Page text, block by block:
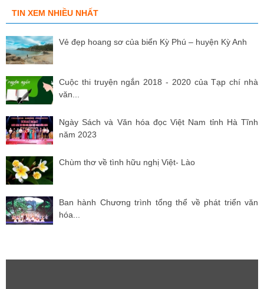
TIN XEM NHIỀU NHẤT
Vẻ đẹp hoang sơ của biển Kỳ Phú – huyện Kỳ Anh
Cuộc thi truyện ngắn 2018 - 2020 của Tạp chí nhà
văn...
Ngày Sách và Văn hóa đọc Việt Nam tỉnh Hà Tĩnh
năm 2023
Chùm thơ về tình hữu nghị Việt- Lào
Ban hành Chương trình tổng thể về phát triển văn
hóa...